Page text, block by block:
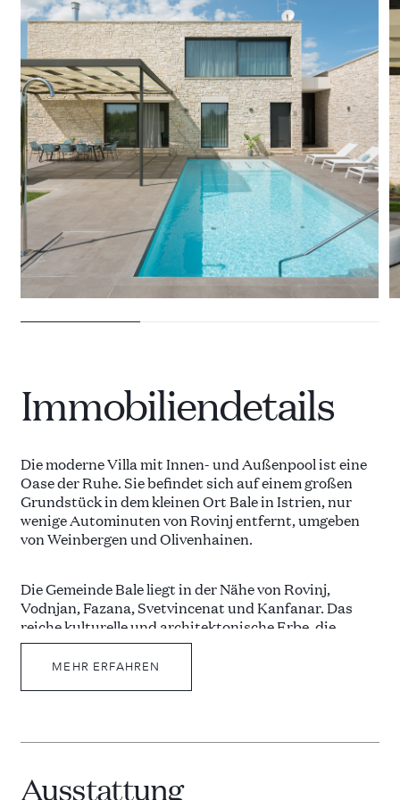
28 VILLEN ZU VERMIETEN
Immobiliendetails
Die moderne Villa mit Innen- und Außenpool ist eine
Oase der Ruhe. Sie befindet sich auf einem großen
Grundstück in dem kleinen Ort Bale in Istrien, nur
wenige Autominuten von Rovinj entfernt, umgeben
von Weinbergen und Olivenhainen.
Die Gemeinde Bale liegt in der Nähe von Rovinj,
Vodnjan, Fazana, Svetvincenat und Kanfanar. Das
reiche kulturelle und architektonische Erbe, die
herzlichen Menschen, die Natur und das hochwertige
Angebot an istrischen Spezialitäten machen die
Badezimmer, eine voll ausgestattete Küche, ein
MEHR ERFAHREN
Ausstattung